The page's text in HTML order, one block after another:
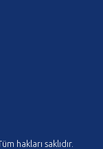
hakları saklıdır.